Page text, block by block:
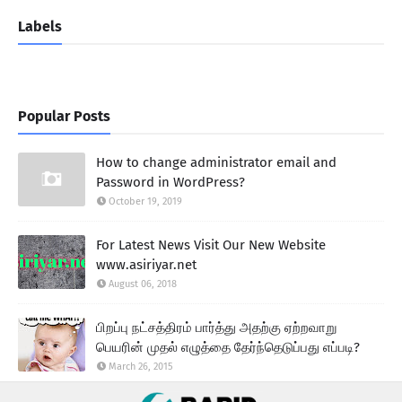
Labels
Popular Posts
How to change administrator email and
Password in WordPress?
October 19, 2019
For Latest News Visit Our New Website
www.asiriyar.net
August 06, 2018
பிறப்பு நட்சத்திரம் பார்த்து அதற்கு ஏற்றவாறு
பெயரின் முதல் எழுத்தை தேர்ந்தெடுப்பது எப்படி?
March 26, 2015